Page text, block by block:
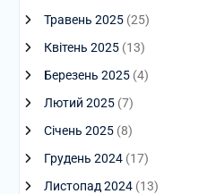
Травень 2025(25)
Квітень 2025(13)
Березень 2025(4)
Лютий 2025(7)
Січень 2025(8)
Грудень 2024(17)
Листопад 2024(13)